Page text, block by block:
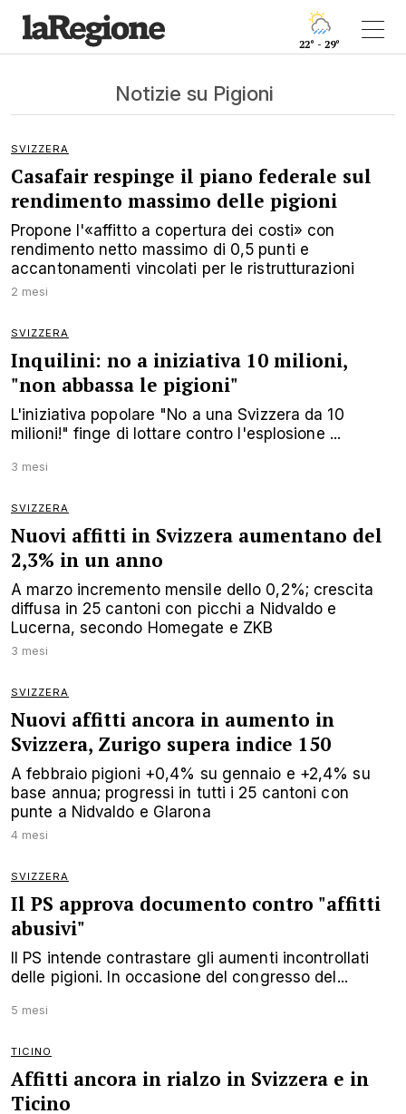
22° - 29°
Notizie su Pigioni
SVIZZERA
Casafair respinge il piano federale sul
rendimento massimo delle pigioni
Propone l'«affitto a copertura dei costi» con
rendimento netto massimo di 0,5 punti e
accantonamenti vincolati per le ristrutturazioni
2 mesi
SVIZZERA
Inquilini: no a iniziativa 10 milioni,
"non abbassa le pigioni"
L'iniziativa popolare "No a una Svizzera da 10
milioni!" finge di lottare contro l'esplosione ...
3 mesi
SVIZZERA
Nuovi affitti in Svizzera aumentano del
2,3% in un anno
A marzo incremento mensile dello 0,2%; crescita
diffusa in 25 cantoni con picchi a Nidvaldo e
Lucerna, secondo Homegate e ZKB
3 mesi
SVIZZERA
Nuovi affitti ancora in aumento in
Svizzera, Zurigo supera indice 150
A febbraio pigioni +0,4% su gennaio e +2,4% su
base annua; progressi in tutti i 25 cantoni con
punte a Nidvaldo e Glarona
4 mesi
SVIZZERA
Il PS approva documento contro "affitti
abusivi"
Il PS intende contrastare gli aumenti incontrollati
delle pigioni. In occasione del congresso del...
5 mesi
TICINO
Affitti ancora in rialzo in Svizzera e in
Ticino